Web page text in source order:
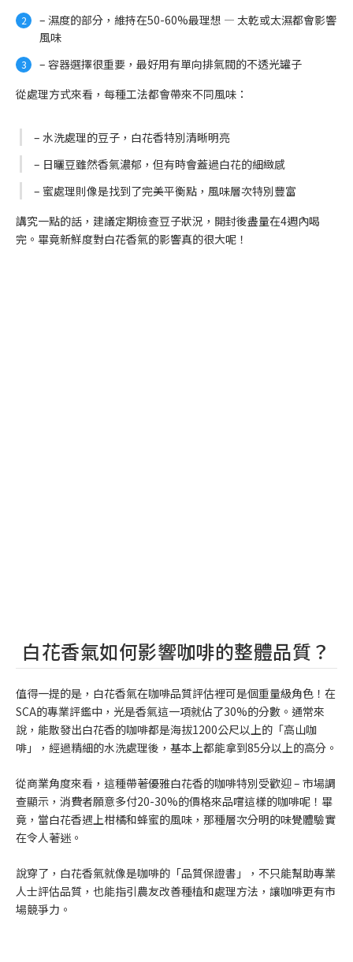
– 濕度的部分，維持在50-60%最理想 — 太乾或太濕都會影響
風味
– 容器選擇很重要，最好用有單向排氣閥的不透光罐子
從處理方式來看，每種工法都會帶來不同風味：
– 水洗處理的豆子，白花香特別清晰明亮
– 日曬豆雖然香氣濃郁，但有時會蓋過白花的細緻感
– 蜜處理則像是找到了完美平衡點，風味層次特別豐富
講究一點的話，建議定期檢查豆子狀況，開封後盡量在4週內喝
完。畢竟新鮮度對白花香氣的影響真的很大呢！
白花香氣如何影響咖啡的整體品質？
值得一提的是，白花香氣在咖啡品質評估裡可是個重量級角色！在
SCA的專業評鑑中，光是香氣這一項就佔了30%的分數。通常來
說，能散發出白花香的咖啡都是海拔1200公尺以上的「高山咖
啡」，經過精細的水洗處理後，基本上都能拿到85分以上的高分。
從商業角度來看，這種帶著優雅白花香的咖啡特別受歡迎 – 市場調
查顯示，消費者願意多付20-30%的價格來品嚐這樣的咖啡呢！畢
竟，當白花香遇上柑橘和蜂蜜的風味，那種層次分明的味覺體驗實
在令人著迷。
說穿了，白花香氣就像是咖啡的「品質保證書」，不只能幫助專業
人士評估品質，也能指引農友改善種植和處理方法，讓咖啡更有市
場競爭力。